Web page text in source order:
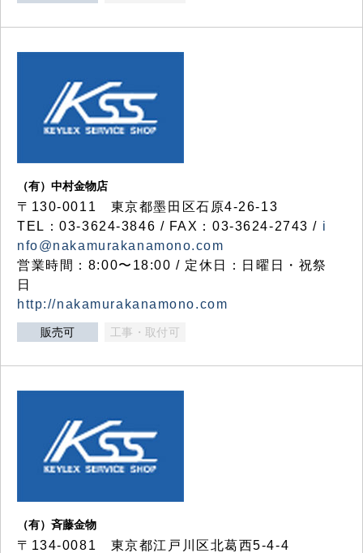
（有）中村金物店
〒130-0011 東京都墨田区石原4-26-13
TEL：03-3624-3846 / FAX：03-3624-2743 / i
nfo@nakamurakanamono.com
営業時間：8:00〜18:00 / 定休日：日曜日・祝祭
日
http://nakamurakanamono.com
販売可 工事・取付可
（有）斉藤金物
〒134-0081 東京都江戸川区北葛西5-4-4